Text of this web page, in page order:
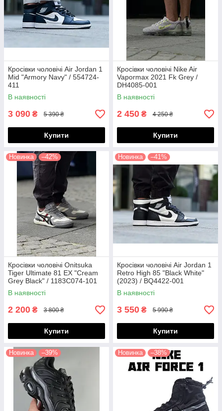
Кросівки чоловічі Air Jordan 1
Mid "Armory Navy" / 554724-
411
В наявності
3 090 ₴ 5 390 ₴
Купити
Кросівки чоловічі Nike Air
Vapormax 2021 Fk Grey /
DH4085-001
В наявності
2 450 ₴ 4 250 ₴
Купити
Новинка –42%
Кросівки чоловічі Onitsuka
Tiger Ultimate 81 EX "Cream
Grey Black" / 1183C074-101
В наявності
2 200 ₴ 3 800 ₴
Купити
Новинка –41%
Кросівки чоловічі Air Jordan 1
Retro High 85 "Black White"
(2023) / BQ4422-001
В наявності
3 550 ₴ 5 990 ₴
Купити
Новинка –39% Новинка –38%